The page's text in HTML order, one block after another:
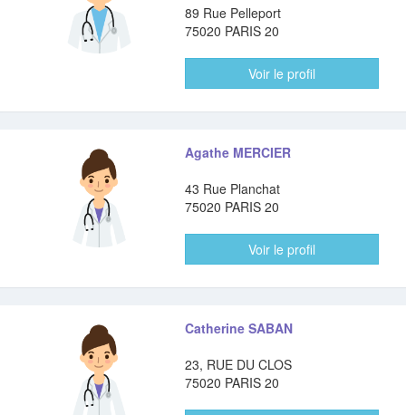
89 Rue Pelleport
75020 PARIS 20
Voir le profil
Agathe MERCIER
43 Rue Planchat
75020 PARIS 20
Voir le profil
Catherine SABAN
23, RUE DU CLOS
75020 PARIS 20